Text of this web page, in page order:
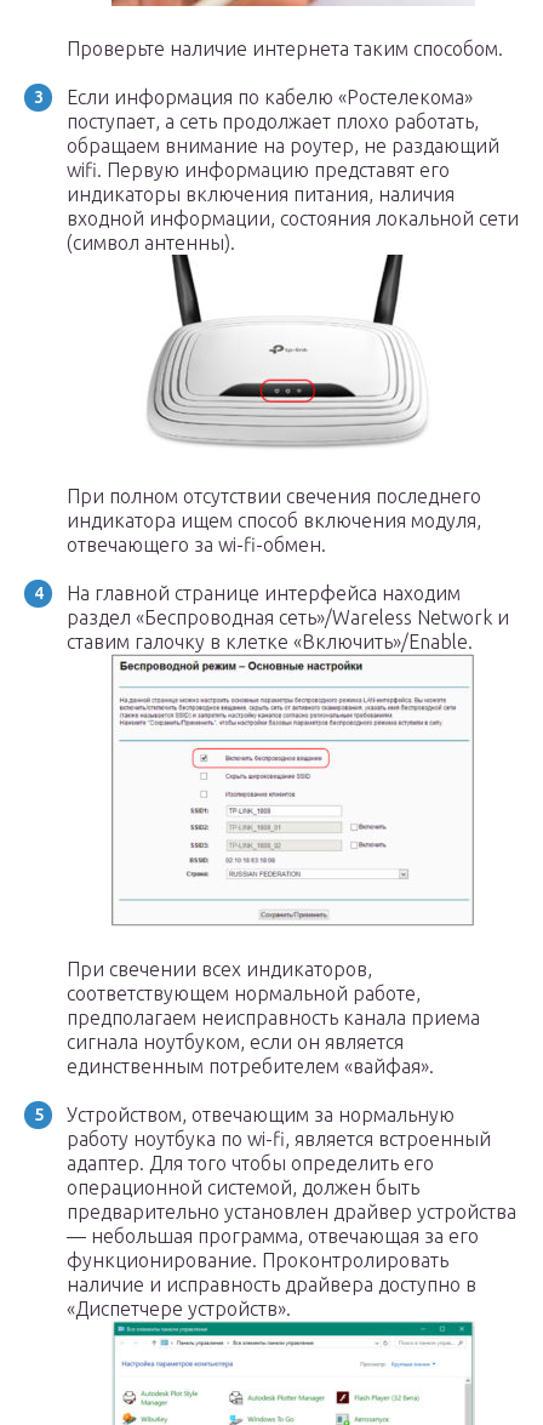
Проверьте наличие интернета таким способом.
Если информация по кабелю «Ростелекома»
поступает, а сеть продолжает плохо работать,
обращаем внимание на роутер, не раздающий
wifi. Первую информацию представят его
индикаторы включения питания, наличия
входной информации, состояния локальной сети
(символ антенны).
При полном отсутствии свечения последнего
индикатора ищем способ включения модуля,
отвечающего за wi-fi-обмен.
На главной странице интерфейса находим
раздел «Беспроводная сеть»/Wareless Network и
ставим галочку в клетке «Включить»/Enable.
При свечении всех индикаторов,
соответствующем нормальной работе,
предполагаем неисправность канала приема
сигнала ноутбуком, если он является
единственным потребителем «вайфая».
Устройством, отвечающим за нормальную
работу ноутбука по wi-fi, является встроенный
адаптер. Для того чтобы определить его
операционной системой, должен быть
предварительно установлен драйвер устройства
— небольшая программа, отвечающая за его
функционирование. Проконтролировать
наличие и исправность драйвера доступно в
«Диспетчере устройств».